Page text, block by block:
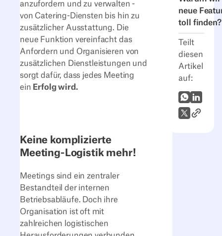
neue
toll finden?
Teilt
diesen
Artikel
auf:
WhatsApp
X (Twitter)
Link
anzufordern und zu verwalten -
von Catering-Diensten bis hin zu
zusätzlicher Ausstattung. Die
neue Funktion vereinfacht das
Anfordern und Organisieren von
zusätzlichen Dienstleistungen und
sorgt dafür, dass jedes Meeting
ein Erfolg wird.
Keine komplizierte
Meeting-Logistik mehr!
Meetings sind ein zentraler
Bestandteil der internen
Betriebsabläufe. Doch ihre
Organisation ist oft mit
zahlreichen logistischen